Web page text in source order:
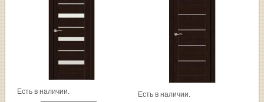
Есть в наличии. Есть в наличии.